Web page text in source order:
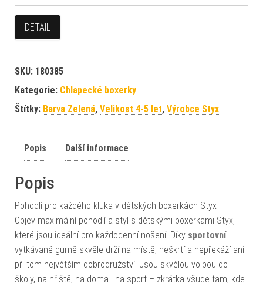
DETAIL
SKU: 180385
Kategorie: Chlapecké boxerky
Štítky: Barva Zelená, Velikost 4-5 let, Výrobce Styx
Popis Další informace
Popis
Pohodlí pro každého kluka v dětských boxerkách Styx
Objev maximální pohodlí a styl s dětskými boxerkami Styx,
které jsou ideální pro každodenní nošení. Díky sportovní
vytkávané gumě skvěle drží na místě, neškrtí a nepřekáží ani
při tom největším dobrodružství. Jsou skvělou volbou do
školy, na hřiště, na doma i na sport – zkrátka všude tam, kde